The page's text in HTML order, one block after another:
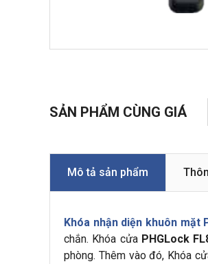
SẢN PHẨM CÙNG GIÁ
Mô tả sản phẩm
Khóa nhận diện khuôn mặt
chắn. Khóa cửa PHGLock
phòng. Thêm vào đó, Khóa